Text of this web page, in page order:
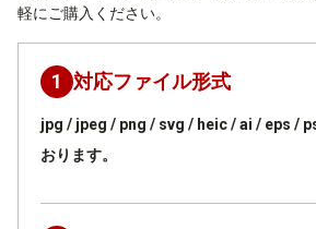
軽にご購入ください。
1 対応ファイル形式
jpg / jpeg / png / svg / heic / ai / eps /
おります。